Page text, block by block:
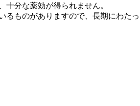
分な薬効が得られません。
ものがありますので、 長期にわた